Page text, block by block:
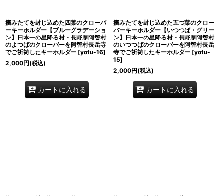
摘みたてを封じ込めた四葉のクローバ
ーキーホルダー【ブルーグラデーショ
ン】日本一の星降る村・長野県阿智村
のよつばのクローバーを阿智村長岳寺
でご祈祷したキーホルダー [yotu-16]
2,000円(税込)
カートに入れる
摘みたてを封じ込めた五つ葉のクロー
バーキーホルダー【いつつば・グリー
ン】日本一の星降る村・長野県阿智村
のいつつばのクローバーを阿智村長岳
寺でご祈祷したキーホルダー [yotu-
15]
2,000円(税込)
カートに入れる